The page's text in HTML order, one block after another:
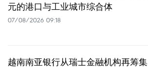
元的港口与工业城市综合体
07/08/2026 09:18
越南南亚银行从瑞士金融机构再筹集